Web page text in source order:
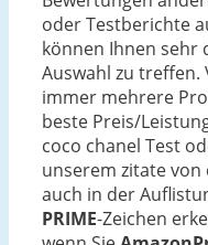
oder Testberichte
können Ihnen sehr
Auswahl zu treffen.
immer mehrere
beste Preis/
coco chanel Test
unserem zitate von
auch in der
PRIME-Zeichen